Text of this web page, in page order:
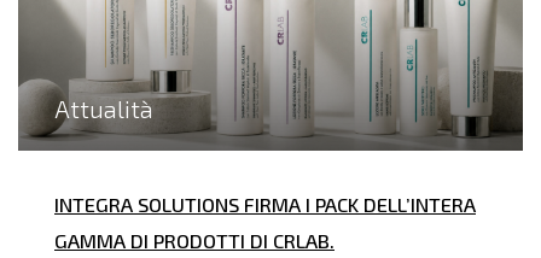
Attualità
INTEGRA SOLUTIONS FIRMA I PACK DELL’INTERA
GAMMA DI PRODOTTI DI CRLAB.